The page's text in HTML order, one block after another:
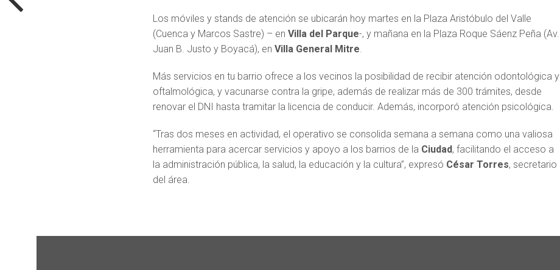
Los móviles y stands de atención se ubicarán hoy martes en la Plaza Aristóbulo del Valle
(Cuenca y Marcos Sastre) – en Villa del Parque-, y mañana en la Plaza Roque Sáenz Peña (Av.
Juan B. Justo y Boyacá), en Villa General Mitre.
Más servicios en tu barrio ofrece a los vecinos la posibilidad de recibir atención odontológica y
oftalmológica, y vacunarse contra la gripe, además de realizar más de 300 trámites, desde
renovar el DNI hasta tramitar la licencia de conducir. Además, incorporó atención psicológica.
“Tras dos meses en actividad, el operativo se consolida semana a semana como una valiosa
herramienta para acercar servicios y apoyo a los barrios de la Ciudad, facilitando el acceso a
la administración pública, la salud, la educación y la cultura”, expresó César Torres, secretario
del área.